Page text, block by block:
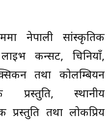
नेपाली सांस्कृतिक
कन्सर्ट, चिनियाँ,
तथा कोलम्बियन
प्रस्तुति, स्थानीय
प्रस्तुति तथा लोकप्रिय